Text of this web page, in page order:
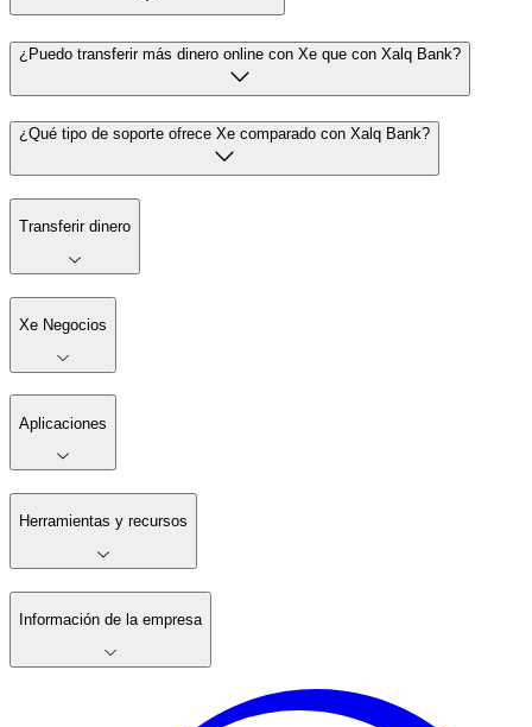
¿Puedo transferir más dinero online con Xe que con Xalq Bank?
¿Qué tipo de soporte ofrece Xe comparado con Xalq Bank?
Transferir dinero
Xe Negocios
Aplicaciones
Herramientas y recursos
Información de la empresa